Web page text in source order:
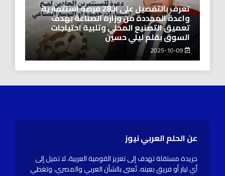
تعرف بالتفصيل على الـ28 فرصة استثمارية
واعدة المحددة من وزارة الصناعة بهدف
تعميق التصنيع المحلي وتلبية احتياجات
السوق بقلم ليلي حسين
عن الحلم العربي نيوز
جريدة مستقلة تهدف إلى تعزيز القومية العربية، لا تميل إلى
أي تيار أو فريق بعينه. تُعنى بالشأن العربي والمصري، وتغطي